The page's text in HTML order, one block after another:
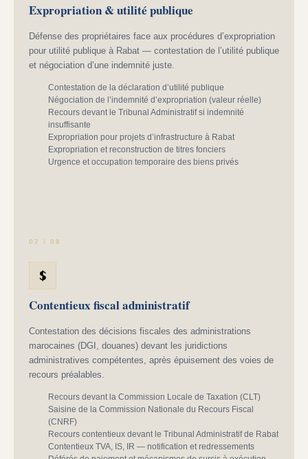
Expropriation & utilité publique
Défense des propriétaires face aux procédures d’expropriation
pour utilité publique à Rabat — contestation de l’utilité publique
et négociation d’une indemnité juste.
Contestation de la déclaration d’utilité publique
Négociation de l’indemnité d’expropriation (valeur réelle)
Recours devant le Tribunal Administratif si indemnité
insuffisante
Expropriation pour projets d’infrastructure à Rabat
Expropriation et reconstruction de titres fonciers
Urgence et occupation temporaire des biens privés
07 / 08
Contentieux fiscal administratif
Contestation des décisions fiscales des administrations
marocaines (DGI, douanes) devant les juridictions
administratives compétentes, après épuisement des voies de
recours préalables.
Recours devant la Commission Locale de Taxation (CLT)
Saisine de la Commission Nationale du Recours Fiscal
(CNRF)
Recours contentieux devant le Tribunal Administratif de Rabat
Contentieux TVA, IS, IR — notification et redressements